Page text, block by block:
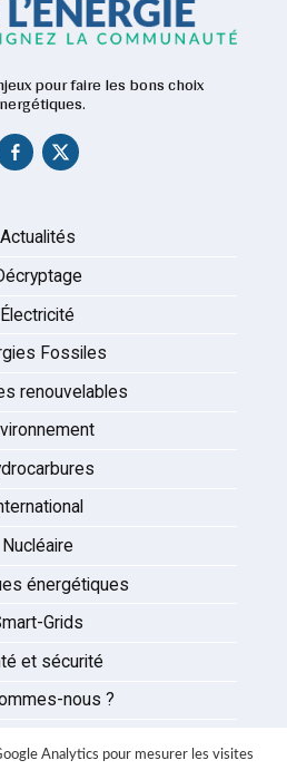
pour faire les bons choix
Actualités
Électricité
Fossiles
renouvelables
Nucléaire
énergétiques
Grids
et sécurité
nous ?
Analytics pour mesurer les visites